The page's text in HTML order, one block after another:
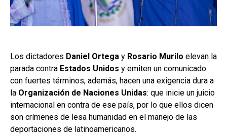
Los dictadores Daniel Ortega y Rosario Murilo elevan la
parada contra Estados Unidos y emiten un comunicado
con fuertes términos, además, hacen una exigencia dura a
la Organización de Naciones Unidas: que inicie un juicio
internacional en contra de ese país, por lo que ellos dicen
son crímenes de lesa humanidad en el manejo de las
deportaciones de latinoamericanos.